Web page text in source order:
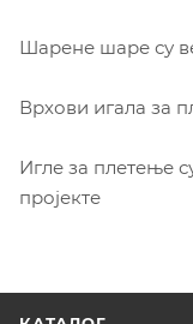
Шарене шаре су
Врхови игала за
Игле за плетење
пројекте